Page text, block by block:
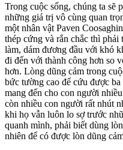
Trong cuộc sống, chúng ta sẽ
những giá trị vô cùng quan
một nhân vật Paven
thép cứng và rắn chắc thì
làm, dám đương đầu với khó
đi đến với thành công hơn so
hơn. Lòng dũng cảm trong
bức tường cao để cứu được
mang đến cho con người
còn nhiều con người rất nhút
khi họ vẫn luôn lo sợ trước
quanh mình, phải biết dùng
nhiên để có được lòn dũng